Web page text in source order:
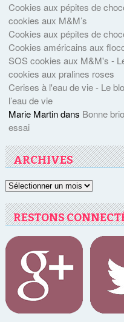
Cookies aux pépites de
cookies aux M&M’s
Cookies aux pépites de
Cookies américains aux
SOS cookies aux M&M's -
cookies aux pralines roses
Cerises à l'eau de vie - Le
l’eau de vie
Marie Martindans Bonne
essai
ARCHIVES
Archives
RESTONS